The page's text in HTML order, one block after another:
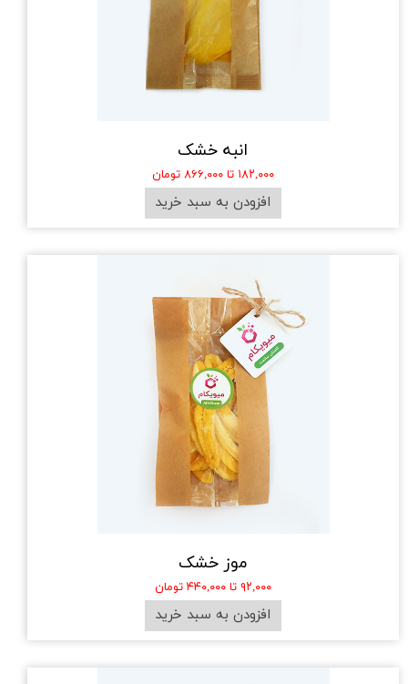
انبه خشک
۱۸۲,۰۰۰ تا ۸۶۶,۰۰۰ تومان
افزودن به سبد خرید
موز خشک
۹۲,۰۰۰ تا ۴۴۰,۰۰۰ تومان
افزودن به سبد خرید